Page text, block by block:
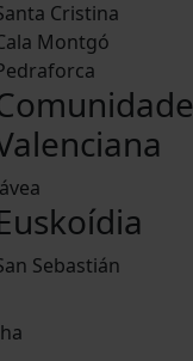
Cristina
Montgó
Sebastián